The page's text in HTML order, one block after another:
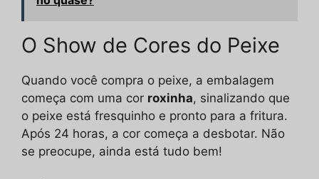
O Show de Cores do Peixe
Quando você compra o peixe, a embalagem
começa com uma cor roxinha, sinalizando que
o peixe está fresquinho e pronto para a fritura.
Após 24 horas, a cor começa a desbotar. Não
se preocupe, ainda está tudo bem!